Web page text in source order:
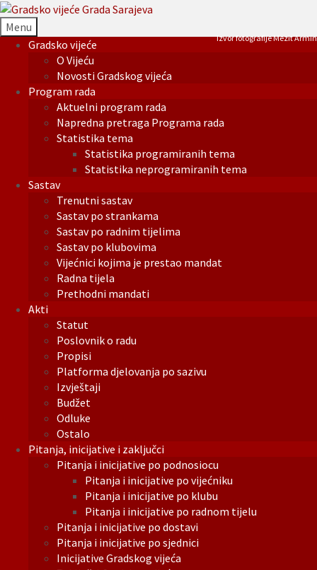
Menu
Gradsko vijeće
O Vijeću
Novosti Gradskog vijeća
Program rada
Aktuelni program rada
Napredna pretraga Programa rada
Statistika tema
Statistika programiranih tema
Statistika neprogramiranih tema
Sastav
Trenutni sastav
Sastav po strankama
Sastav po radnim tijelima
Sastav po klubovima
Vijećnici kojima je prestao mandat
Radna tijela
Prethodni mandati
Akti
Statut
Poslovnik o radu
Propisi
Platforma djelovanja po sazivu
Izvještaji
Budžet
Odluke
Ostalo
Pitanja, inicijative i zaključci
Pitanja i inicijative po podnosiocu
Pitanja i inicijative po vijećniku
Pitanja i inicijative po klubu
Pitanja i inicijative po radnom tijelu
Pitanja i inicijative po dostavi
Pitanja i inicijative po sjednici
Inicijative Gradskog vijeća
Izvor fotografije Mezit Armin